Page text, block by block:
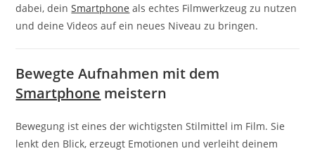
dabei, deinSmartphone als echtes Filmwerkzeug zu nutzen
und deine Videos auf ein neues Niveau zu bringen.
Bewegte Aufnahmen mit dem
Smartphone meistern
Bewegung ist eines der wichtigsten Stilmittel im Film. Sie
lenkt den Blick, erzeugt Emotionen und verleiht deinem